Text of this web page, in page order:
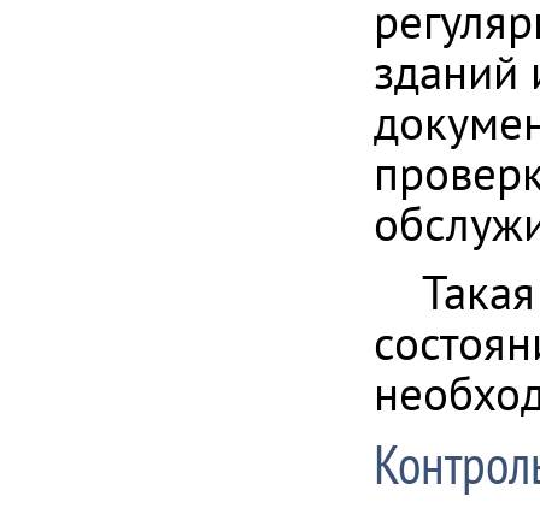
зданий